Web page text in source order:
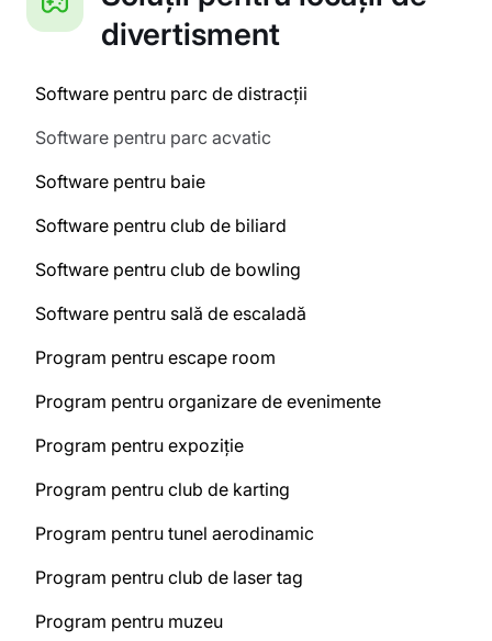
divertisment
Software pentru parc de distracții
Software pentru parc acvatic
Software pentru baie
Software pentru club de biliard
Software pentru club de bowling
Software pentru sală de escaladă
Program pentru escape room
Program pentru organizare de evenimente
Program pentru expoziție
Program pentru club de karting
Program pentru tunel aerodinamic
Program pentru club de laser tag
Program pentru muzeu